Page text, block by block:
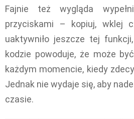
Fajnie też wygląda
przyciskami – kopiuj, wklej
uaktywniło jeszcze tej
kodzie powoduje, że może
każdym momencie, kiedy
Jednak nie wydaje się, aby
czasie.